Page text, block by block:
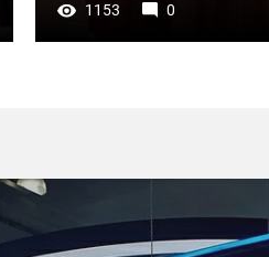
1153 0